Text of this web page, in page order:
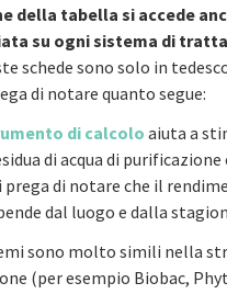
della tabella si accede
su ogni sistema di
schede sono solo in
di notare quanto segue:
di calcolo aiuta a
di acqua di
prega di notare che il
dal luogo e dalla
sono molto simili nella
(per esempio Biobac,